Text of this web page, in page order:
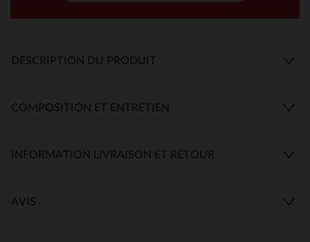
DESCRIPTION DU PRODUIT
COMPOSITION ET ENTRETIEN
INFORMATION LIVRAISON ET RETOUR
AVIS